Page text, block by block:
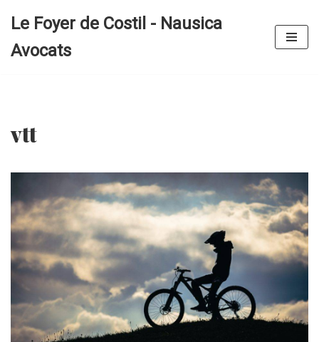
au
Le Foyer de Costil - Nausica
Avocats
vtt